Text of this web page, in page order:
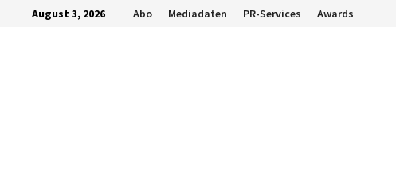
ZurückAugust 3, 2026 Abo Mediadaten PR-Services Awards